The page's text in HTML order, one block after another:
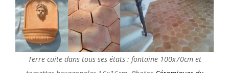
Terre cuite dans tous ses états : fontaine 100x70cm et